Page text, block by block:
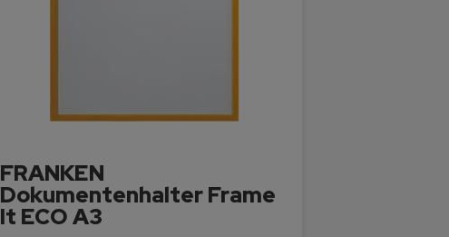
FRANKEN
Dokumentenhalter Frame
It ECO A3